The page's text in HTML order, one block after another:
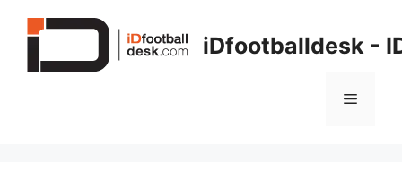
iDfootballdesk -
Menu